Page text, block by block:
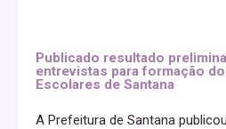
Publicado resultado
entrevistas para formação
Escolares de Santana
A Prefeitura de Santana